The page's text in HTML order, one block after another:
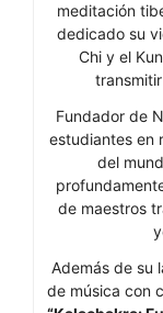
meditación
dedicado su
Chi y el
Fundador de
estudiantes en
del
de maestros
Además de su
de música con